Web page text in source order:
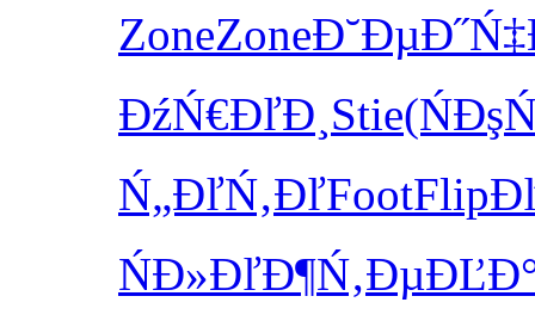
ZoneZoneĐ˘ĐµĐ˝Ń‡
ĐźŃ€ĐľĐ¸ Stie
Ń„ĐľŃ‚ĐľFootFlip
ŃĐ»ĐľĐ¶